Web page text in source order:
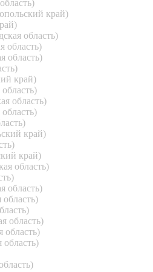
край)
область)
область)
область)
край)
область)
область)
край)
край)
область)
область)
область)
область)
область)